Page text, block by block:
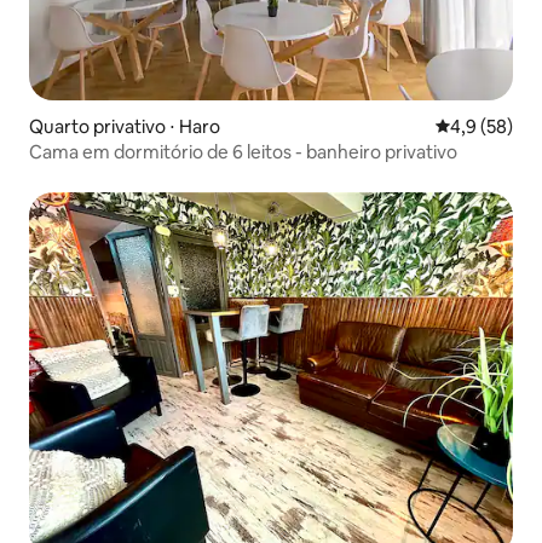
Quarto privativo ⋅ Haro 4,9 de uma
4,9 (58)
Cama em dormitório de 6 leitos - banheiro privativo